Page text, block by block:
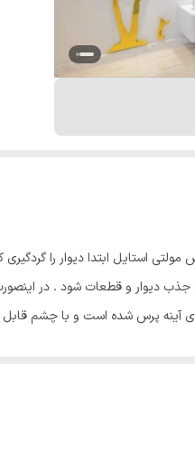
استایل ابتدا دیوار را
دیوار و قطعات شود . در
آینه پرس شده است و با چشم